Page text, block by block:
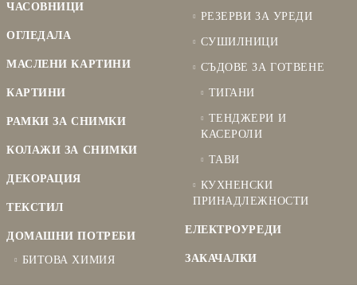
ЧАСОВНИЦИ
ОГЛЕДАЛА
МАСЛЕНИ КАРТИНИ
КАРТИНИ
РАМКИ ЗА СНИМКИ
КОЛАЖИ ЗА СНИМКИ
ДЕКОРАЦИЯ
ТЕКСТИЛ
ДОМАШНИ ПОТРЕБИ
БИТОВА ХИМИЯ
РЕЗЕРВИ ЗА УРЕДИ
СУШИЛНИЦИ
СЪДОВЕ ЗА ГОТВЕНЕ
ТИГАНИ
ТЕНДЖЕРИ И
КАСЕРОЛИ
ТАВИ
КУХНЕНСКИ
ПРИНАДЛЕЖНОСТИ
ЕЛЕКТРОУРЕДИ
ЗАКАЧАЛКИ